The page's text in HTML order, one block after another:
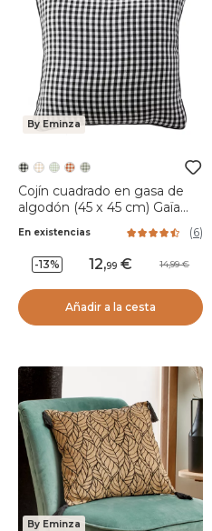
By Eminza
Cojín cuadrado en gasa de
algodón (45 x 45 cm) Gaïa
En existencias (6)
-13% 12,99 14,99
Añadir a la cesta
By Eminza